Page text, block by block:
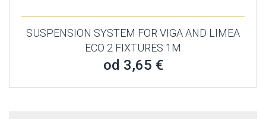
SUSPENSION SYSTEM FOR VIGA AND LIMEA
ECO 2 FIXTURES 1M
od 3,65 €